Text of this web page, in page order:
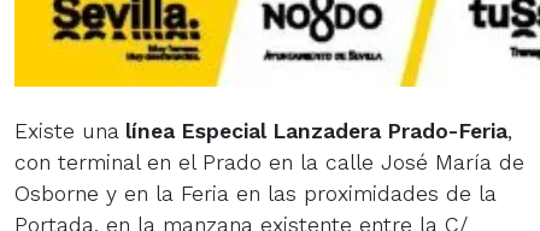
Existe una línea Especial Lanzadera Prado-Feria,
con terminal en el Prado en la calle José María de
Osborne y en la Feria en las proximidades de la
Portada, en la manzana existente entre la C/